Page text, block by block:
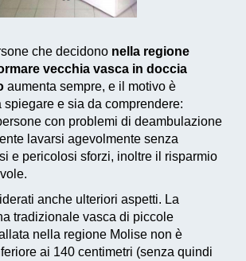
che decidono nella regione
vecchia vasca in doccia
aumenta sempre, e il motivo è
e sia da comprendere:
con problemi di deambulazione
lavarsi agevolmente senza
e pericolosi sforzi, inoltre il risparmio
anche ulteriori aspetti. La
tradizionale vasca di piccole
nella regione Molise non è
ai 140 centimetri (senza quindi